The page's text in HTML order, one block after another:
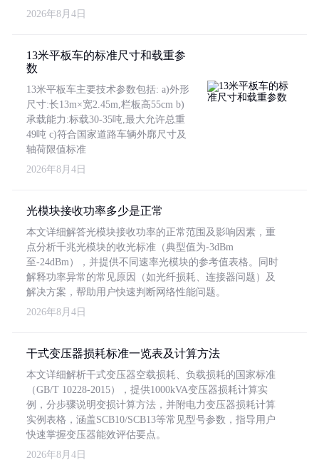
2026年8月4日
13米平板车的标准尺寸和载重参
数
13米平板车主要技术参数包括: a)外形
尺寸:长13m×宽2.45m,栏板高55cm b)
承载能力:标载30-35吨,最大允许总重
49吨 c)符合国家道路车辆外廓尺寸及
轴荷限值标准
2026年8月4日
光模块接收功率多少是正常
本文详细解答光模块接收功率的正常范围及影响因素，重
点分析千兆光模块的收光标准（典型值为-3dBm
至-24dBm），并提供不同速率光模块的参考值表格。同时
解释功率异常的常见原因（如光纤损耗、连接器问题）及
解决方案，帮助用户快速判断网络性能问题。
2026年8月4日
干式变压器损耗标准一览表及计算方法
本文详细解析干式变压器空载损耗、负载损耗的国家标准
（GB/T 10228-2015），提供1000kVA变压器损耗计算实
例，分步骤说明变损计算方法，并附电力变压器损耗计算
实例表格，涵盖SCB10/SCB13等常见型号参数，指导用户
快速掌握变压器能效评估要点。
2026年8月4日